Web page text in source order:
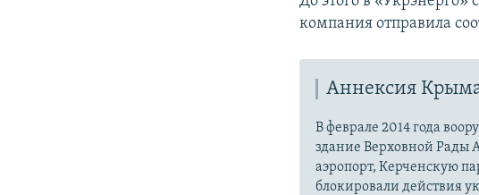
компания отправила
Аннексия
В феврале 2014 года
здание Верховной Рады
аэропорт, Керченскую
блокировали действия